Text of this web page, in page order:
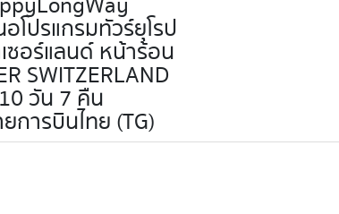
โปรแกรมทัวร์ยุโรป
ซอร์แลนด์ หน้าร้อน
SWITZERLAND
10 วัน 7 คืน
การบินไทย (TG)